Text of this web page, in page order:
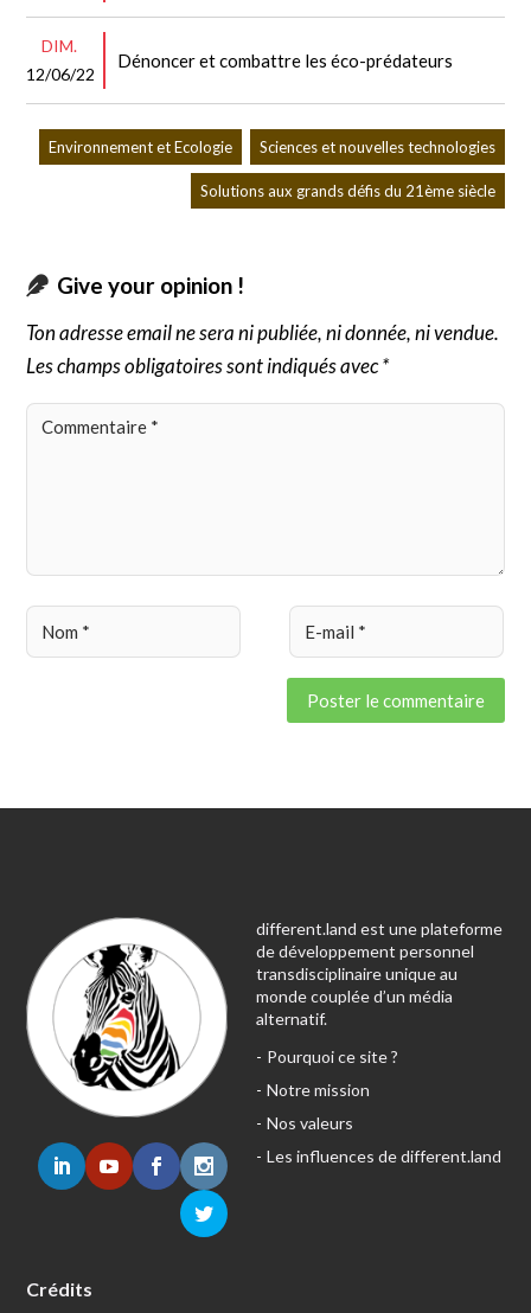
DIM.
12/06/22
Dénoncer et combattre les éco-prédateurs
Environnement et Ecologie Sciences et nouvelles technologies
Solutions aux grands défis du 21ème siècle
Give your opinion !
Ton adresse email ne sera ni publiée, ni donnée, ni vendue.
Les champs obligatoires sont indiqués avec *
different.land est une plateforme
de développement personnel
transdisciplinaire unique au
monde couplée d’un média
alternatif.
Pourquoi ce site ?
Notre mission
Nos valeurs
Les influences de different.land
Crédits